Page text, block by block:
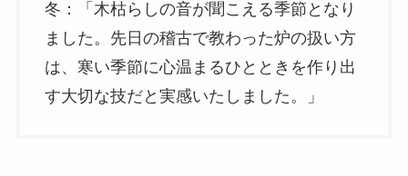
冬：「木枯らしの音が聞こえる季節となり
ました。先日の稽古で教わった炉の扱い方
は、寒い季節に心温まるひとときを作り出
す大切な技だと実感いたしました。」